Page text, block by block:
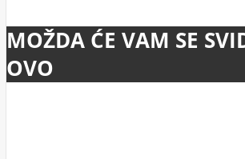
MOŽDA ĆE VAM SE
OVO